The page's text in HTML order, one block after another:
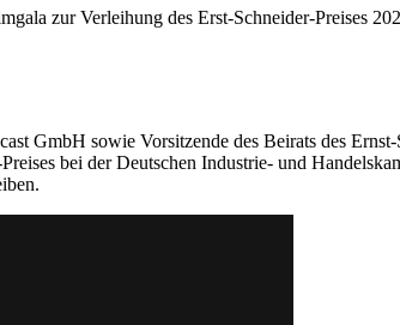
zur Verleihung des Erst-Schneider-Preises
GmbH sowie Vorsitzende des Beirats des
bei der Deutschen Industrie- und